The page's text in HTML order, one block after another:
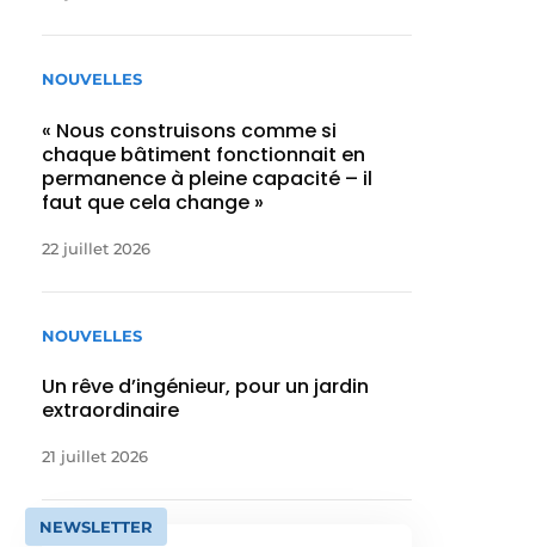
NOUVELLES
« Nous construisons comme si
chaque bâtiment fonctionnait en
permanence à pleine capacité – il
faut que cela change »
22 juillet 2026
NOUVELLES
Un rêve d’ingénieur, pour un jardin
extraordinaire
21 juillet 2026
NEWSLETTER